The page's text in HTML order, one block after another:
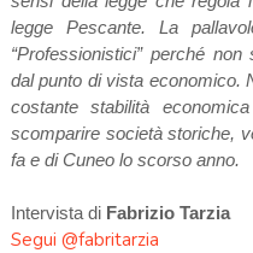
legge Pescante. La
“Professionistici” perché
dal punto di vista economico.
costante stabilità
scomparire società storiche,
fa e di Cuneo lo scorso anno.
Intervista di Fabrizio Tarzia
Segui @fabritarzia